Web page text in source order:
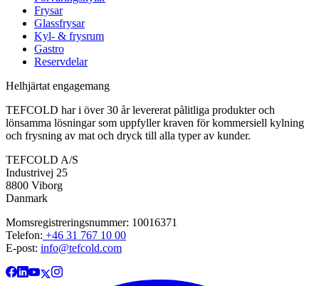
Frysar
Glassfrysar
Kyl- & frysrum
Gastro
Reservdelar
Helhjärtat engagemang
TEFCOLD har i över 30 år levererat pålitliga produkter och
lönsamma lösningar som uppfyller kraven för kommersiell kylning
och frysning av mat och dryck till alla typer av kunder.
TEFCOLD A/S
Industrivej 25
8800 Viborg
Danmark
Momsregistreringsnummer: 10016371
Telefon: +46 31 767 10 00
E-post: info@tefcold.com